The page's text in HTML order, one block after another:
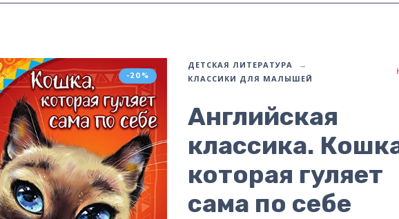
-20%
ДЕТСКАЯ ЛИТЕРАТУРА
КЛАССИКИ ДЛЯ МАЛЫШЕЙ
Английская
классика.
которая гуляет
сама по себе